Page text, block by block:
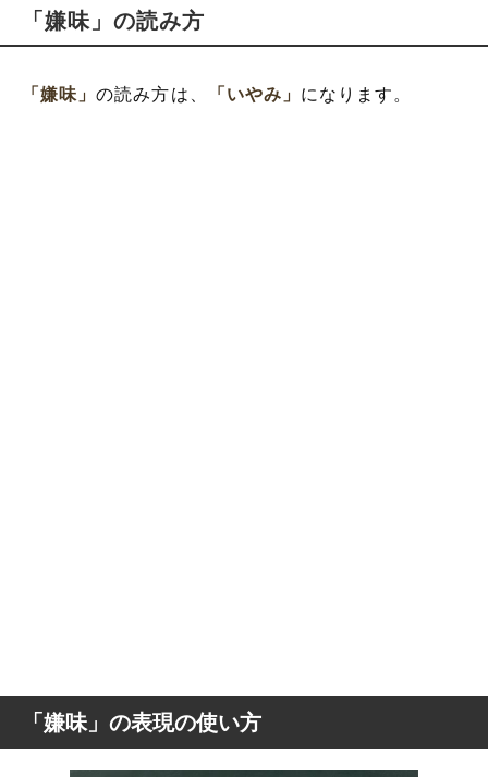
「嫌味」の読み方
「嫌味」の読み方は、 「いやみ」 になります。
「嫌味」の表現の使い方